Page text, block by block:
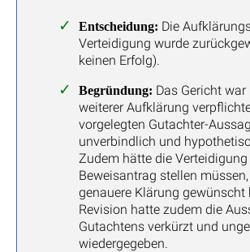
Entscheidung: Die
Verteidigung wurde
keinen Erfolg).
Begründung: Das Gericht
weiterer Aufklärung
vorgelegten Gutachter-
unverbindlich und
Zudem hätte die Verteidigung
Beweisantrag stellen
genauere Klärung gewünscht
Revision hatte zudem die
Gutachtens verkürzt und
wiedergegeben.